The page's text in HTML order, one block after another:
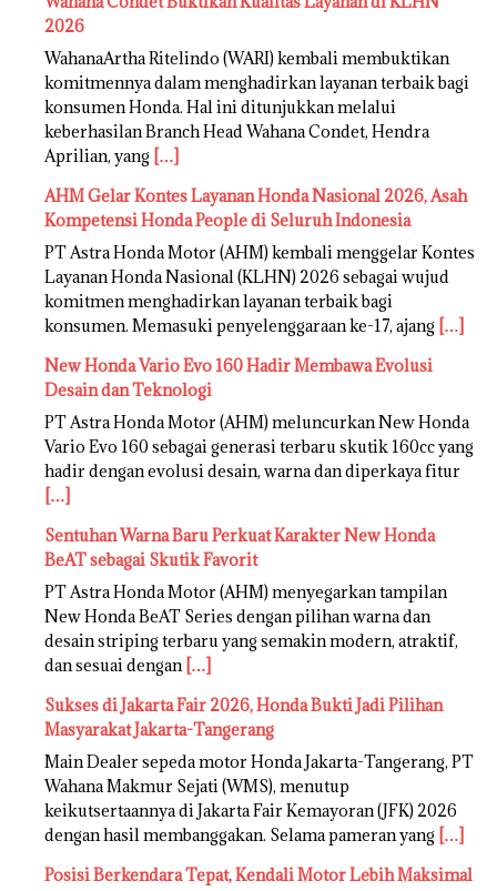
2026
WahanaArtha Ritelindo (WARI) kembali membuktikan
komitmennya dalam menghadirkan layanan terbaik bagi
konsumen Honda. Hal ini ditunjukkan melalui
keberhasilan Branch Head Wahana Condet, Hendra
Aprilian, yang […]
AHM Gelar Kontes Layanan Honda Nasional 2026, Asah
Kompetensi Honda People di Seluruh Indonesia
PT Astra Honda Motor (AHM) kembali menggelar Kontes
Layanan Honda Nasional (KLHN) 2026 sebagai wujud
komitmen menghadirkan layanan terbaik bagi
konsumen. Memasuki penyelenggaraan ke-17, ajang […]
New Honda Vario Evo 160 Hadir Membawa Evolusi
Desain dan Teknologi
PT Astra Honda Motor (AHM) meluncurkan New Honda
Vario Evo 160 sebagai generasi terbaru skutik 160cc yang
hadir dengan evolusi desain, warna dan diperkaya fitur
[…]
Sentuhan Warna Baru Perkuat Karakter New Honda
BeAT sebagai Skutik Favorit
PT Astra Honda Motor (AHM) menyegarkan tampilan
New Honda BeAT Series dengan pilihan warna dan
desain striping terbaru yang semakin modern, atraktif,
dan sesuai dengan […]
Sukses di Jakarta Fair 2026, Honda Bukti Jadi Pilihan
Masyarakat Jakarta-Tangerang
Main Dealer sepeda motor Honda Jakarta-Tangerang, PT
Wahana Makmur Sejati (WMS), menutup
keikutsertaannya di Jakarta Fair Kemayoran (JFK) 2026
dengan hasil membanggakan. Selama pameran yang […]
Posisi Berkendara Tepat, Kendali Motor Lebih Maksimal